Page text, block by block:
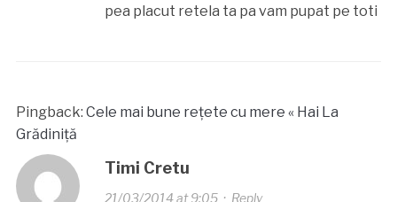
pea placut retela ta pa vam pupat pe toti
Pingback: Cele mai bune rețete cu mere « Hai La
Grădiniță
Timi Cretu
21/03/2014 at 9:05· Reply